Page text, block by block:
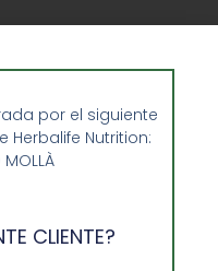
por el siguiente
Herbalife Nutrition:
MOLLÀ
CLIENTE?